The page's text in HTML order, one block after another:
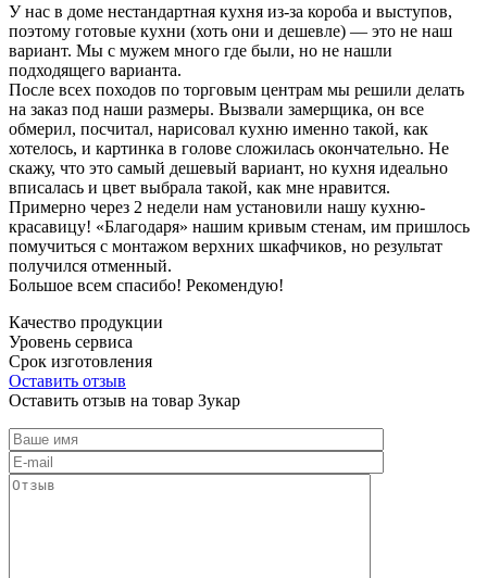
У нас в доме нестандартная кухня из-за короба и выступов,
поэтому готовые кухни (хоть они и дешевле) — это не наш
вариант. Мы с мужем много где были, но не нашли
подходящего варианта.
После всех походов по торговым центрам мы решили делать
на заказ под наши размеры. Вызвали замерщика, он все
обмерил, посчитал, нарисовал кухню именно такой, как
хотелось, и картинка в голове сложилась окончательно. Не
скажу, что это самый дешевый вариант, но кухня идеально
вписалась и цвет выбрала такой, как мне нравится.
Примерно через 2 недели нам установили нашу кухню-
красавицу! «Благодаря» нашим кривым стенам, им пришлось
помучиться с монтажом верхних шкафчиков, но результат
получился отменный.
Большое всем спасибо! Рекомендую!
Качество продукции
Уровень сервиса
Срок изготовления
Оставить отзыв
Оставить отзыв на товар Зукар